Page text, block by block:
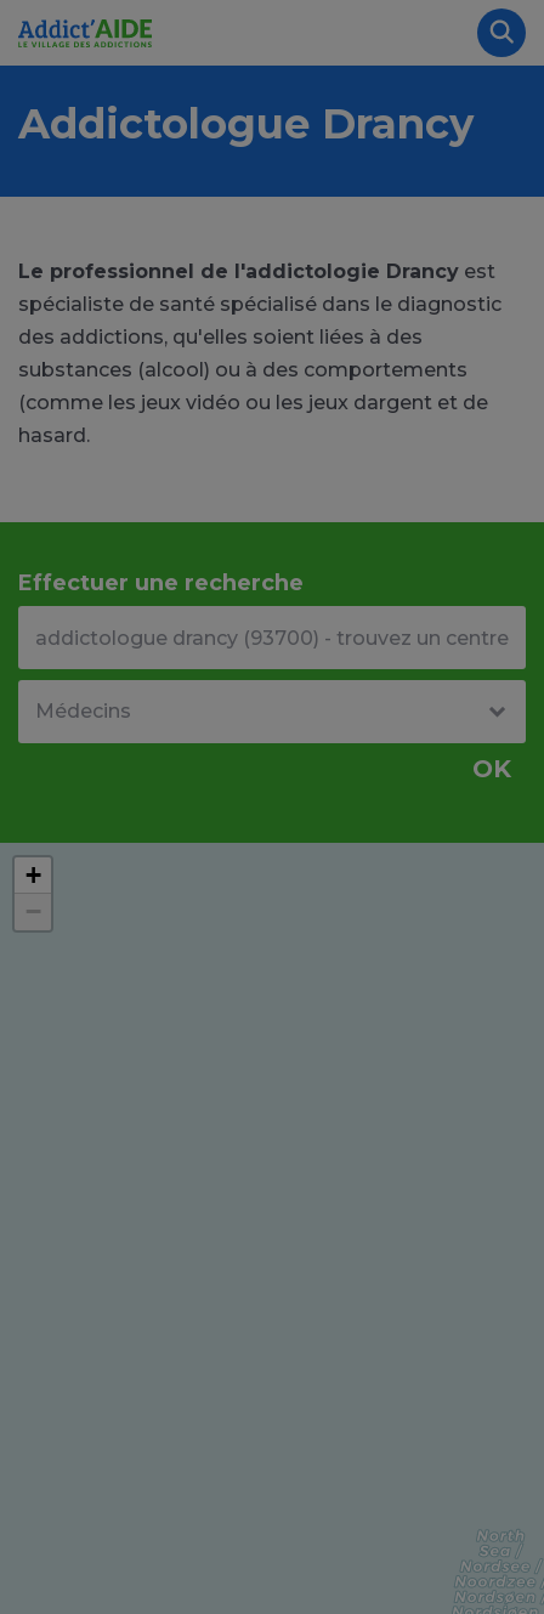
Aller au contenu principal
Addictologue Drancy
Le professionnel de l'addictologie Drancy est
spécialiste de santé spécialisé dans le diagnostic
des addictions, qu'elles soient liées à des
substances (alcool) ou à des comportements
(comme les jeux vidéo ou les jeux dargent et de
hasard.
Effectuer une recherche
OK
+
−
Panneau de gestion des cookies